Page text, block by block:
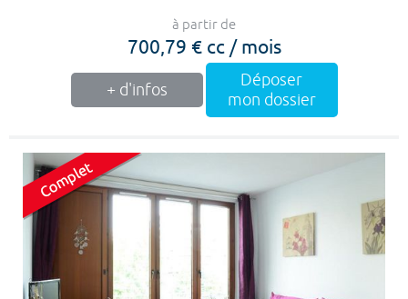
à partir de
700,79 € cc / mois
+ d'infos
Déposer
mon dossier